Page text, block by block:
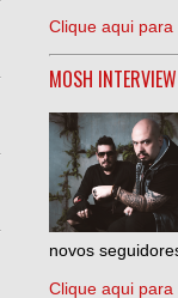
Clique aqui para
MOSH
novos
Clique aqui para